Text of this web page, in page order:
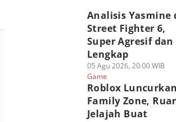
Analisis Yasmine
Street Fighter 6,
Super Agresif dan
Lengkap
05 Agu 2026, 20:00 WIB
Game
Roblox Luncurkan
Family Zone,
Jelajah Buat